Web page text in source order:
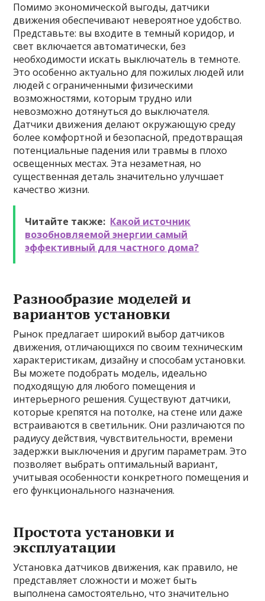
Помимо экономической выгоды, датчики
движения обеспечивают невероятное удобство.
Представьте: вы входите в темный коридор, и
свет включается автоматически, без
необходимости искать выключатель в темноте.
Это особенно актуально для пожилых людей или
людей с ограниченными физическими
возможностями, которым трудно или
невозможно дотянуться до выключателя.
Датчики движения делают окружающую среду
более комфортной и безопасной, предотвращая
потенциальные падения или травмы в плохо
освещенных местах. Эта незаметная, но
существенная деталь значительно улучшает
качество жизни.
Читайте также: Какой источник
возобновляемой энергии самый
эффективный для частного дома?
Разнообразие моделей и
вариантов установки
Рынок предлагает широкий выбор датчиков
движения, отличающихся по своим техническим
характеристикам, дизайну и способам установки.
Вы можете подобрать модель, идеально
подходящую для любого помещения и
интерьерного решения. Существуют датчики,
которые крепятся на потолке, на стене или даже
встраиваются в светильник. Они различаются по
радиусу действия, чувствительности, времени
задержки выключения и другим параметрам. Это
позволяет выбрать оптимальный вариант,
учитывая особенности конкретного помещения и
его функционального назначения.
Простота установки и
эксплуатации
Установка датчиков движения, как правило, не
представляет сложности и может быть
выполнена самостоятельно, что значительно